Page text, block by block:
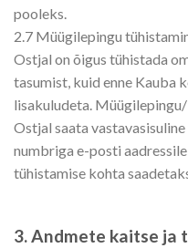
pooleks.
2.7 Müügilepingu
Ostjal on õigus tühistada
tasumist, kuid enne Kauba
lisakuludeta.
Ostjal saata
numbriga e-posti
tühistamise kohta
3. Andmete kaitse